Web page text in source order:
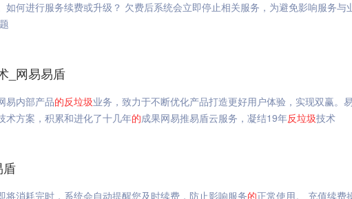
何进行服务续费或升级？ 欠费后系统会立即停止相关服务，为避免影响服务与
_网易易盾
易内部产品的反垃圾业务，致力于不断优化产品打造更好用户体验，实现双赢。
术方案，积累和进化了十几年的成果网易推易盾云服务，凝结19年反垃圾技术
盾
消耗完时，系统会自动提醒您及时续费，防止影响服务的正常使用。 充值续费